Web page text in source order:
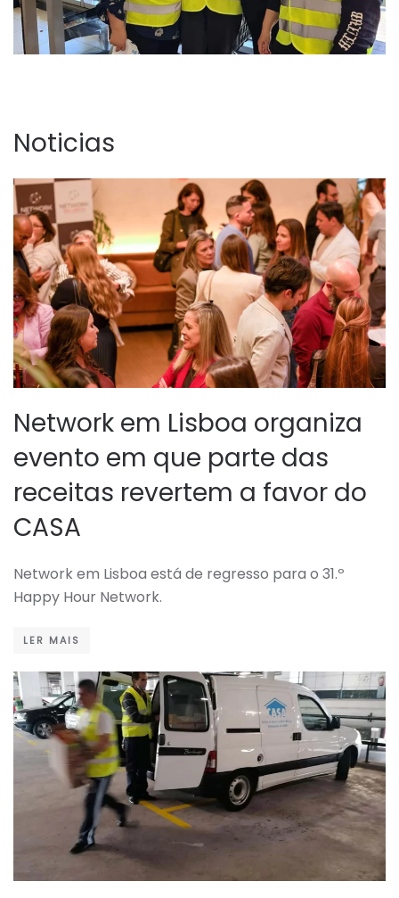
Noticias
Network em Lisboa organiza
evento em que parte das
receitas revertem a favor do
CASA
Network em Lisboa está de regresso para o 31.º
Happy Hour Network.
LER MAIS